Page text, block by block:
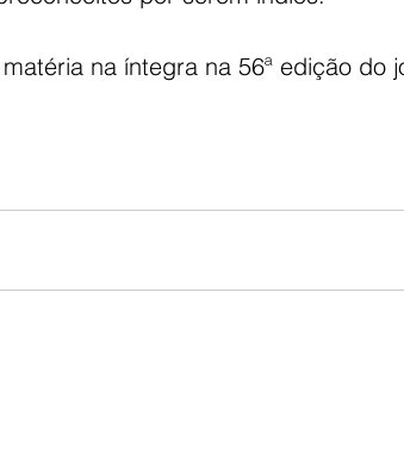
na íntegra na 56ª edição do